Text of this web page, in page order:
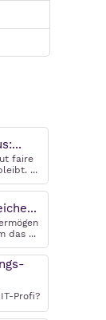
faire
...
das ...
Profi?